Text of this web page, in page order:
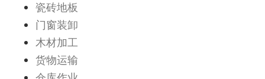
瓷砖地板
门窗装卸
木材加工
货物运输